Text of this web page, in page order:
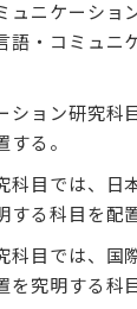
ュニケーショ
語・コミュニ
ション研究科
る。
科目では、日
る科目を配
科目では、国
を究明する科